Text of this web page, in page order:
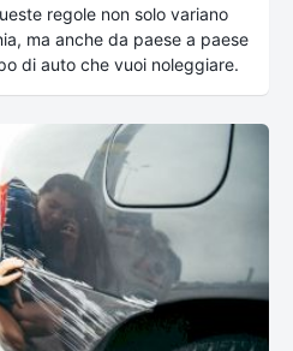
regole non solo variano
ma anche da paese a paese
di auto che vuoi noleggiare.